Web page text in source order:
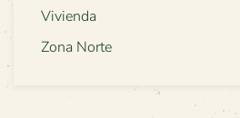
Vivienda
Zona Norte